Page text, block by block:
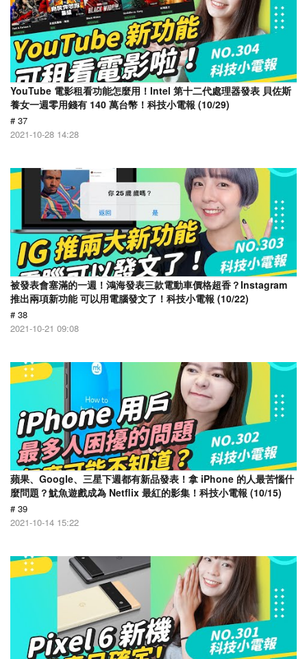
YouTube 電影租看功能怎麼用！Intel 第十二代處理器發表 貝佐斯
養女一週零用錢有 140 萬台幣！科技小電報 (10/29)
# 37
2021-10-28 14:28
被發表會塞滿的一週！鴻海發表三款電動車價格超香？Instagram
推出兩項新功能 可以用電腦發文了！科技小電報 (10/22)
# 38
2021-10-21 09:08
蘋果、Google、三星下週都有新品發表！拿 iPhone 的人最苦惱什
麼問題？魷魚遊戲成為 Netflix 最紅的影集！科技小電報 (10/15)
# 39
2021-10-14 15:22